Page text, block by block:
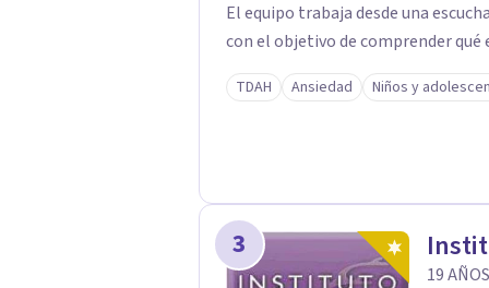
El equipo trabaja desde una
con el objetivo de comprender
avanzar con mayor equilibrio y
confidencial y tranquilo, cuidando
humano y orientado a generar un
centro ofrece una primera
valorar el tipo de acompañamiento
TDAH Ansiedad Niños y
3
19